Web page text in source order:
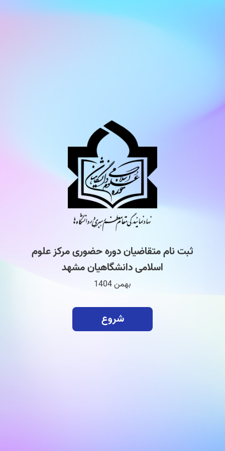
ثبت نام متقاضیان دوره حضوری مرکز علوم
اسلامی دانشگاهیان مشهد
بهمن 1404
شروع